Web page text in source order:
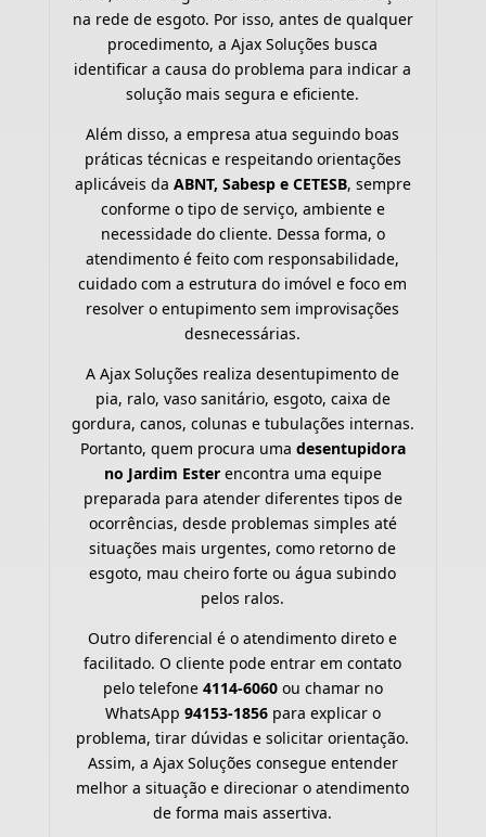
na rede de esgoto. Por isso, antes de qualquer
procedimento, a Ajax Soluções busca
identificar a causa do problema para indicar a
solução mais segura e eficiente.
Além disso, a empresa atua seguindo boas
práticas técnicas e respeitando orientações
aplicáveis da ABNT, Sabesp e CETESB, sempre
conforme o tipo de serviço, ambiente e
necessidade do cliente. Dessa forma, o
atendimento é feito com responsabilidade,
cuidado com a estrutura do imóvel e foco em
resolver o entupimento sem improvisações
desnecessárias.
A Ajax Soluções realiza desentupimento de
pia, ralo, vaso sanitário, esgoto, caixa de
gordura, canos, colunas e tubulações internas.
Portanto, quem procura uma desentupidora
no Jardim Esterencontra uma equipe
preparada para atender diferentes tipos de
ocorrências, desde problemas simples até
situações mais urgentes, como retorno de
esgoto, mau cheiro forte ou água subindo
pelos ralos.
Outro diferencial é o atendimento direto e
facilitado. O cliente pode entrar em contato
pelo telefone 4114-6060ou chamar no
WhatsApp 94153-1856para explicar o
problema, tirar dúvidas e solicitar orientação.
Assim, a Ajax Soluções consegue entender
melhor a situação e direcionar o atendimento
de forma mais assertiva.